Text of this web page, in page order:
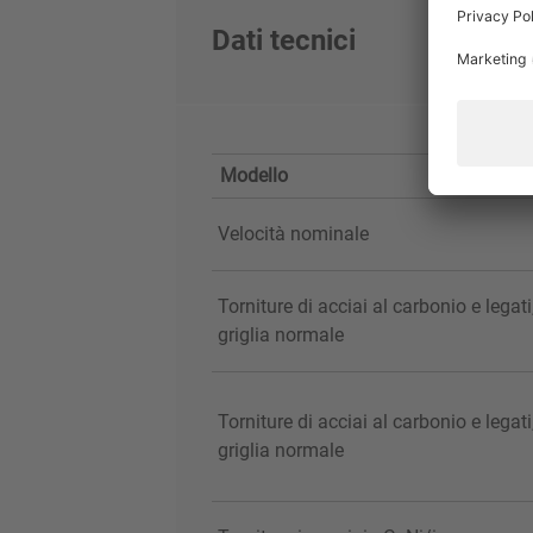
Dati tecnici
Modello
Velocità nominale
Torniture di acciai al carbonio e
griglia normale
Torniture di acciai al carbonio e
griglia normale